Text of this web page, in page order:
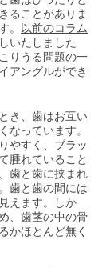
ることがありま
。 以前のコラム
いたしました
りうる問題の一
アングルができ
き、歯はお互い
なっています。
やすく、ブラッ
腫れていること
歯と歯に挟まれ
歯と歯の間には
えます。しか
、歯茎の中の骨
かほとんど無く